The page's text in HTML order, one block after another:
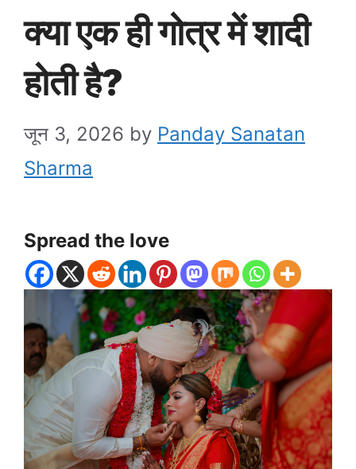
क्या एक ही गोत्र में शादी
होती है?
जून 3, 2026 by Panday Sanatan
Sharma
Spread the love